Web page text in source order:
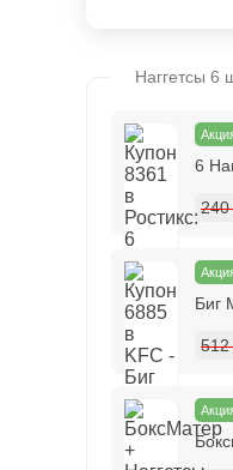
Наггетсы 6
6
240
Биг
512